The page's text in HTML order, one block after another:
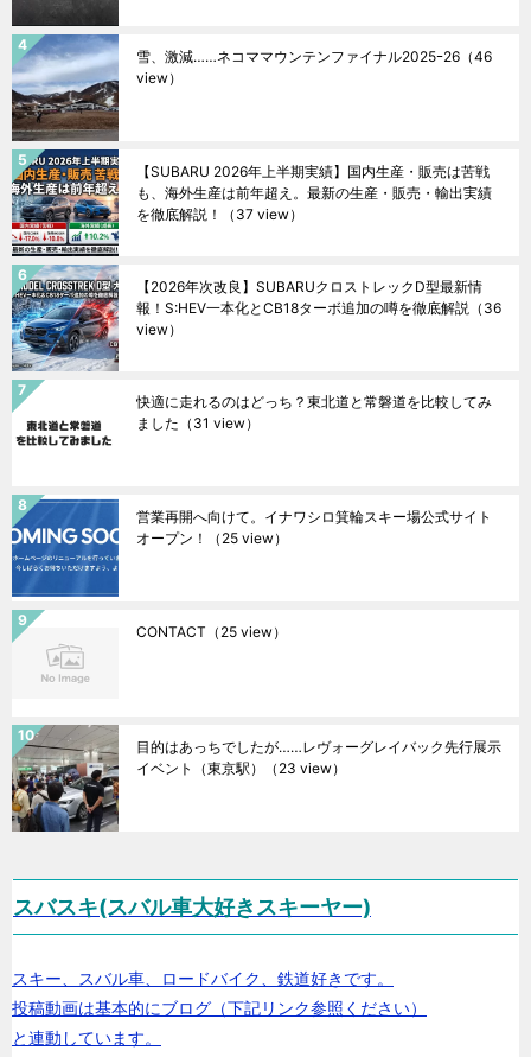
雪、激減……ネコママウンテンファイナル2025ｰ26 （46
view）
【SUBARU 2026年上半期実績】国内生産・販売は苦戦
も、海外生産は前年超え。最新の生産・販売・輸出実績
を徹底解説！
（37 view）
【2026年次改良】SUBARUクロストレックD型最新情
報！S:HEV一本化とCB18ターボ追加の噂を徹底解説 （36
view）
快適に走れるのはどっち？東北道と常磐道を比較してみ
ました （31 view）
営業再開へ向けて。イナワシロ箕輪スキー場公式サイト
オープン！
（25 view）
CONTACT （25 view）
目的はあっちでしたが……レヴォーグレイバック先行展示
イベント（東京駅）
（23 view）
スバスキ(スバル車大好きスキーヤー)
スキー、スバル車、ロードバイク、鉄道好きです。
投稿動画は基本的にブログ（下記リンク参照ください）
と連動しています。